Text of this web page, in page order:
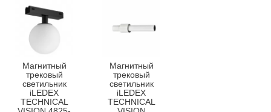
Магнитный
трековый
светильник
iLEDEX
TECHNICAL
Магнитный
трековый
светильник
iLEDEX
TECHNICAL